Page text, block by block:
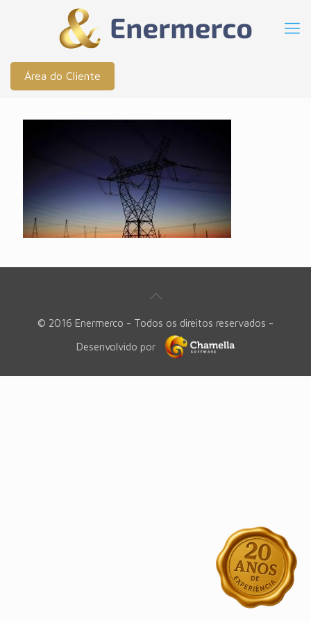
Área do Cliente
© 2016 Enermerco - Todos os direitos reservados -
Desenvolvido por